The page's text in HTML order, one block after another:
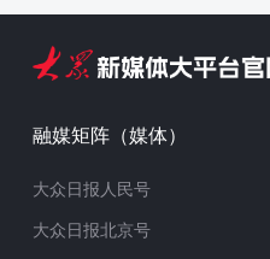
融媒矩阵（媒体）
大众日报人民号
大众日报北京号